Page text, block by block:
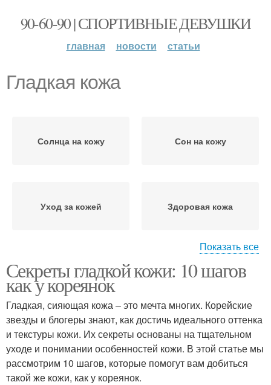
90-60-90 | СПОРТИВНЫЕ ДЕВУШКИ
главная новости статьи
Гладкая кожа
Солнца на кожу Сон на кожу
Уход за кожей Здоровая кожа
Средства для кожи Идеальная кожа
Кожа на теле Упругая кожа
Показать все
Секреты гладкой кожи: 10 шагов
как у кореянок
Гладкая, сияющая кожа – это мечта многих. Корейские
звезды и блогеры знают, как достичь идеального оттенка
и текстуры кожи. Их секреты основаны на тщательном
уходе и понимании особенностей кожи. В этой статье мы
рассмотрим 10 шагов, которые помогут вам добиться
такой же кожи, как у кореянок.